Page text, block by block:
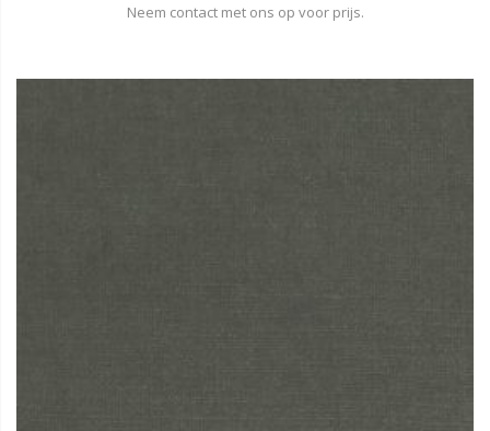
Neem contact met ons op voor prijs.